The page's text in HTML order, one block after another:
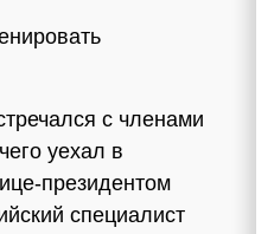
с членами
уехал в
президентом
специалист